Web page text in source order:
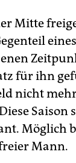
Mitte
für ihn
nicht
Möglich
Mann.